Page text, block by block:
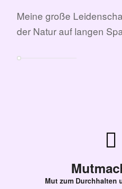
Meine große
der Natur auf langen
Mut zum Durchhalten